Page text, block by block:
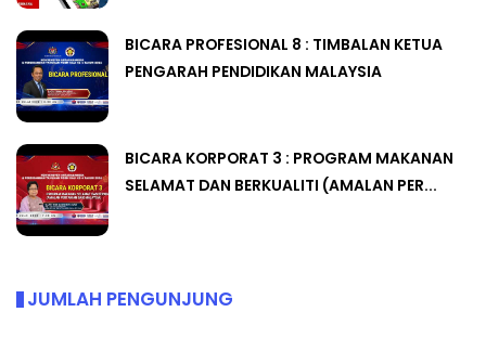
BICARA PROFESIONAL 8 : TIMBALAN KETUA
PENGARAH PENDIDIKAN MALAYSIA
BICARA KORPORAT 3 : PROGRAM MAKANAN
SELAMAT DAN BERKUALITI (AMALAN PER...
JUMLAH PENGUNJUNG